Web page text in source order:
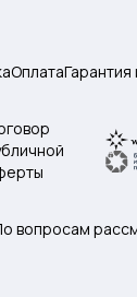
ОплатаГарантия
вопросам